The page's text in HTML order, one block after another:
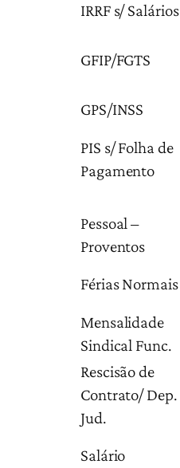
IRRF s/ Salários
GFIP/FGTS
GPS/INSS
PIS s/ Folha de
Pagamento
Pessoal –
Proventos
Férias Normais
Mensalidade
Sindical Func.
Rescisão de
Contrato/ Dep.
Jud.
Salário